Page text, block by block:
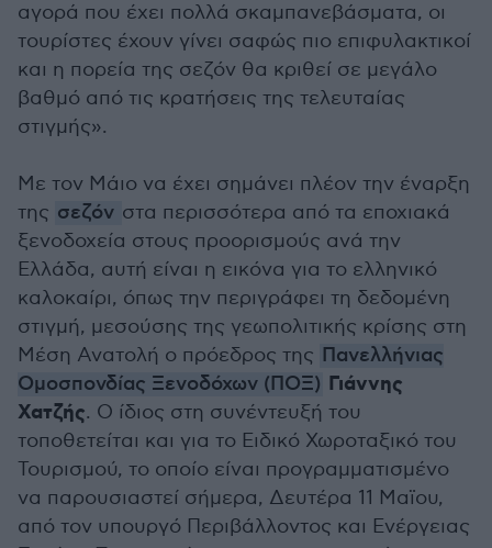
αγορά που έχει πολλά σκαμπανεβάσματα, οι
τουρίστες έχουν γίνει σαφώς πιο επιφυλακτικοί
και η πορεία της σεζόν θα κριθεί σε μεγάλο
βαθμό από τις κρατήσεις της τελευταίας
στιγμής».
Με τον Μάιο να έχει σημάνει πλέον την έναρξη
της σεζόν στα περισσότερα από τα εποχιακά
ξενοδοχεία στους προορισμούς ανά την
Ελλάδα, αυτή είναι η εικόνα για το ελληνικό
καλοκαίρι, όπως την περιγράφει τη δεδομένη
στιγμή, μεσούσης της γεωπολιτικής κρίσης στη
Μέση Ανατολή ο πρόεδρος της Πανελλήνιας
Ομοσπονδίας Ξενοδόχων (ΠΟΞ) Γιάννης
Χατζής. Ο ίδιος στη συνέντευξή του
τοποθετείται και για το Ειδικό Χωροταξικό του
Τουρισμού, το οποίο είναι προγραμματισμένο
να παρουσιαστεί σήμερα, Δευτέρα 11 Μαϊου,
από τον υπουργό Περιβάλλοντος και Ενέργειας